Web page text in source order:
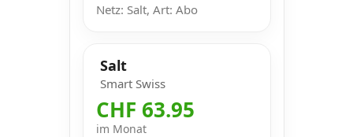
Netz: Salt, Art: Abo
Salt
Smart Swiss
CHF 63.95
im Monat